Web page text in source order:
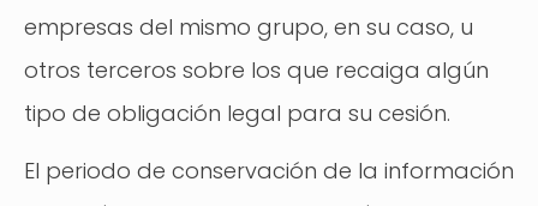
empresas del mismo grupo, en su caso, u
otros terceros sobre los que recaiga algún
tipo de obligación legal para su cesión.
El periodo de conservación de la información